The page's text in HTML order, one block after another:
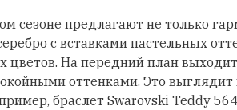
сезоне предлагают не только
с вставками пастельных
цветов. На передний план
оттенками. Это
браслет Swarovski Teddy